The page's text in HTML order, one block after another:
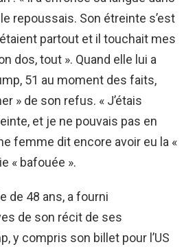
repoussais. Son étreinte s’est
partout et il touchait mes
dos, tout ». Quand elle lui a
51 au moment des faits,
» de son refus. « J’étais
et je ne pouvais pas en
femme dit encore avoir eu la «
« bafouée ».
de 48 ans, a fourni
de son récit de ses
y compris son billet pour l’US